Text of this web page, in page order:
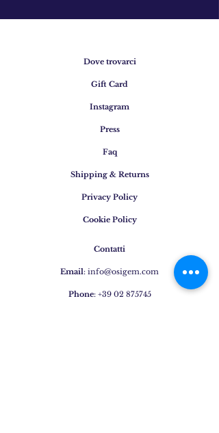
Dove trovarci
Gift Card
Instagram
Press
Faq
Shipping & Returns
Privacy Policy
Cookie Policy
Contatti
Email: info@osigem.com
Phone: +39 02 875745